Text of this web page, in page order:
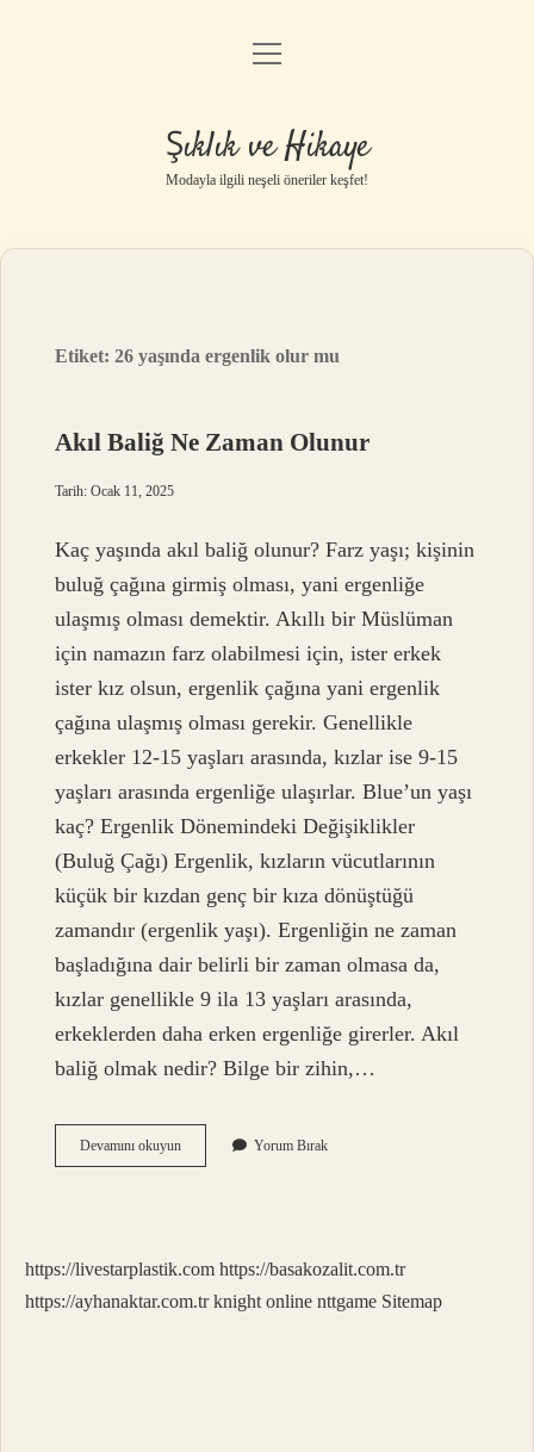
Gizlilik Politikası
Yasal Uyarı
menüyü
Şıklık ve Hikaye
Modayla ilgili neşeli öneriler keşfet!
Etiket:26 yaşında ergenlik olur mu
Akıl Baliğ Ne Zaman Olunur
Tarih: Ocak 11, 2025
Kaç yaşında akıl baliğ olunur? Farz yaşı; kişinin
buluğ çağına girmiş olması, yani ergenliğe
ulaşmış olması demektir. Akıllı bir Müslüman
için namazın farz olabilmesi için, ister erkek
ister kız olsun, ergenlik çağına yani ergenlik
çağına ulaşmış olması gerekir. Genellikle
erkekler 12-15 yaşları arasında, kızlar ise 9-15
yaşları arasında ergenliğe ulaşırlar. Blue’un yaşı
kaç? Ergenlik Dönemindeki Değişiklikler
(Buluğ Çağı) Ergenlik, kızların vücutlarının
küçük bir kızdan genç bir kıza dönüştüğü
zamandır (ergenlik yaşı). Ergenliğin ne zaman
başladığına dair belirli bir zaman olmasa da,
kızlar genellikle 9 ila 13 yaşları arasında,
erkeklerden daha erken ergenliğe girerler. Akıl
baliğ olmak nedir? Bilge bir zihin,…
Devamını okuyunAkıl
Baliğ
Yorum Bırak
https://livestarplastik.com https://basakozalit.com.tr
https://ayhanaktar.com.tr knight online nttgame Sitemap